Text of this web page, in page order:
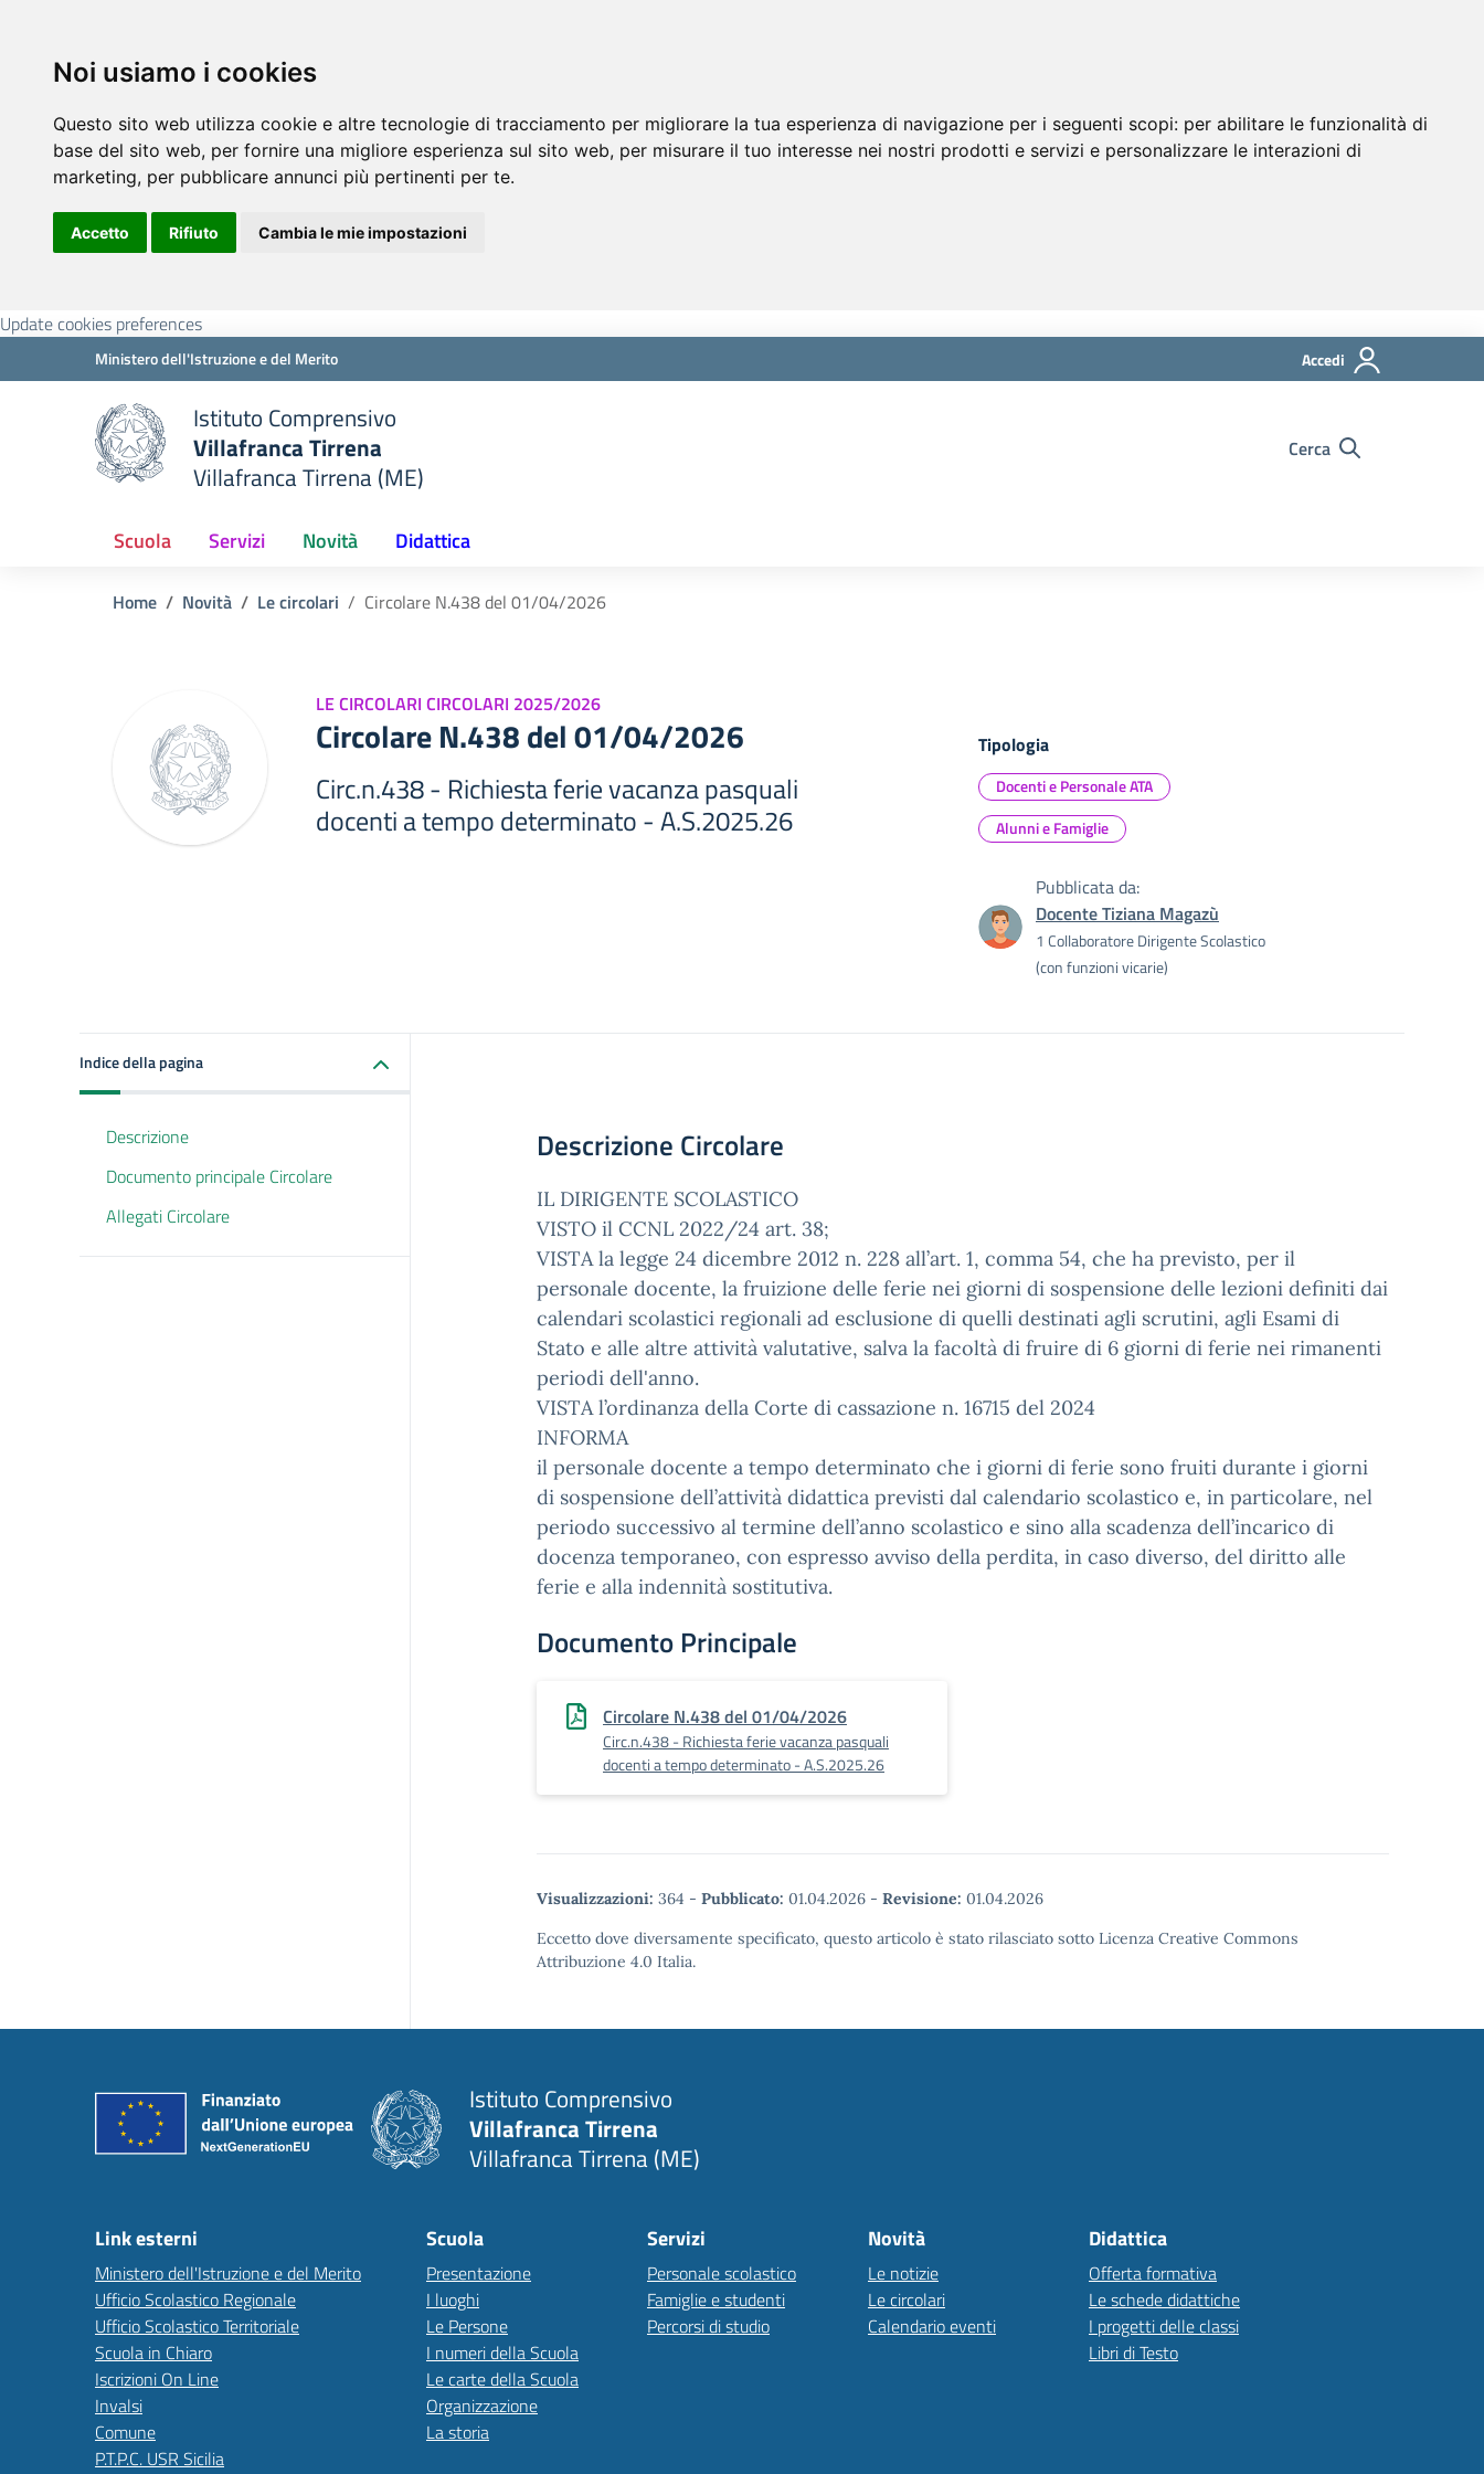
Noi usiamo i cookies
Questo sito web utilizza cookie e altre tecnologie di tracciamento per migliorare la tua esperienza di navigazione per i seguenti scopi: per abilitare le funzionalità di
base del sito web, per fornire una migliore esperienza sul sito web, per misurare il tuo interesse nei nostri prodotti e servizi e personalizzare le interazioni di
marketing, per pubblicare annunci più pertinenti per te.
Accetto Rifiuto Cambia le mie impostazioni
Update cookies preferences
Ministero dell'Istruzione e del Merito Accedi
Istituto Comprensivo
Villafranca Tirrena
Villafranca Tirrena (ME)
Cerca
Scuola Servizi Novità Didattica
Home Novità Le circolari Circolare N.438 del 01/04/2026
LE CIRCOLARI CIRCOLARI 2025/2026
Circolare N.438 del 01/04/2026
Circ.n.438 - Richiesta ferie vacanza pasquali
docenti a tempo determinato - A.S.2025.26
Tipologia
Docenti e Personale ATA
Alunni e Famiglie
Pubblicata da:
Docente Tiziana Magazù
1 Collaboratore Dirigente Scolastico
(con funzioni vicarie)
Indice della pagina
Descrizione
Documento principale Circolare
Allegati Circolare
Descrizione Circolare
IL DIRIGENTE SCOLASTICO
VISTO il CCNL 2022/24 art. 38;
VISTA la legge 24 dicembre 2012 n. 228 all’art. 1, comma 54, che ha previsto, per il
personale docente, la fruizione delle ferie nei giorni di sospensione delle lezioni definiti dai
calendari scolastici regionali ad esclusione di quelli destinati agli scrutini, agli Esami di
Stato e alle altre attività valutative, salva la facoltà di fruire di 6 giorni di ferie nei rimanenti
periodi dell'anno.
VISTA l’ordinanza della Corte di cassazione n. 16715 del 2024
INFORMA
il personale docente a tempo determinato che i giorni di ferie sono fruiti durante i giorni
di sospensione dell’attività didattica previsti dal calendario scolastico e, in particolare, nel
periodo successivo al termine dell’anno scolastico e sino alla scadenza dell’incarico di
docenza temporaneo, con espresso avviso della perdita, in caso diverso, del diritto alle
ferie e alla indennità sostitutiva.
Documento Principale
Circolare N.438 del 01/04/2026
Circ.n.438 - Richiesta ferie vacanza pasquali
docenti a tempo determinato - A.S.2025.26
Visualizzazioni: 364 - Pubblicato: 01.04.2026 - Revisione: 01.04.2026
Eccetto dove diversamente specificato, questo articolo è stato rilasciato sotto Licenza Creative Commons
Attribuzione 4.0 Italia.
Istituto Comprensivo
Villafranca Tirrena
Villafranca Tirrena (ME)
Link esterni
Ministero dell'Istruzione e del Merito
Ufficio Scolastico Regionale
Ufficio Scolastico Territoriale
Scuola in Chiaro
Iscrizioni On Line
Invalsi
Comune
P.T.P.C. USR Sicilia
Scuola
Presentazione
I luoghi
Le Persone
I numeri della Scuola
Le carte della Scuola
Organizzazione
La storia
Servizi
Personale scolastico
Famiglie e studenti
Percorsi di studio
Novità
Le notizie
Le circolari
Calendario eventi
Didattica
Offerta formativa
Le schede didattiche
I progetti delle classi
Libri di Testo